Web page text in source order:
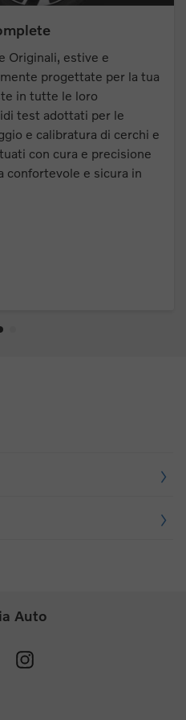
Originali, estive e
progettate per la tua
in tutte le loro
test adottati per le
e calibratura di cerchi e
con cura e precisione
confortevole e sicura in
Auto